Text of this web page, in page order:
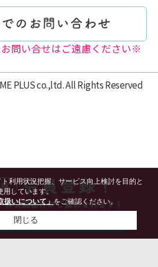
問い合せはご遠慮ください※
PLUS co.,ltd. All Rights Reserved
利用状況把握、サービス向上検討を目的と
用しています。
扱いについて」をご確認ください。
閉じる